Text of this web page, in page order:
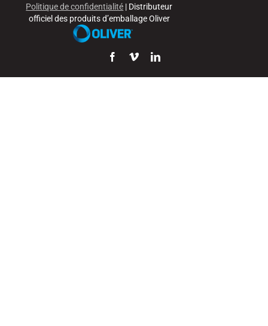
Politique de confidentialité | Distributeur
officiel des produits d’emballage Oliver
Facebook
VimeoLinkedIn